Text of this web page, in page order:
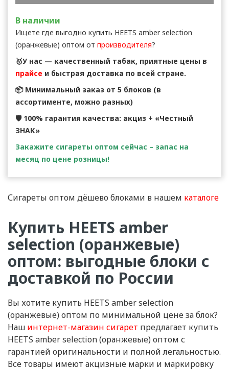
В наличии
Ищете где выгодно купить HEETS amber selection
(оранжевые) оптом от производителя?
🥇У нас — качественный табак, приятные цены в
прайсе и быстрая доставка по всей стране.
📦 Минимальный заказ от 5 блоков (в
ассортименте, можно разных)
🛡 100% гарантия качества: акциз + «Честный
ЗНАК»
Закажите сигареты оптом сейчас – запас на
месяц по цене розницы!
Сигареты оптом дёшево блоками в нашем каталоге
Купить HEETS amber
selection (оранжевые)
оптом: выгодные блоки с
доставкой по России
Вы хотите купить HEETS amber selection
(оранжевые) оптом по минимальной цене за блок?
Наш интернет-магазин сигарет предлагает купить
HEETS amber selection (оранжевые) оптом с
гарантией оригинальности и полной легальностью.
Все товары имеют акцизные марки и маркировку